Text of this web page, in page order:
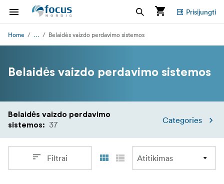
Prisijungti
Home ... Belaidės vaizdo perdavimo sistemos
Belaidės vaizdo perdavimo sistemos
Belaidės vaizdo perdavimo
sistemos: 37 Categories
Filtrai